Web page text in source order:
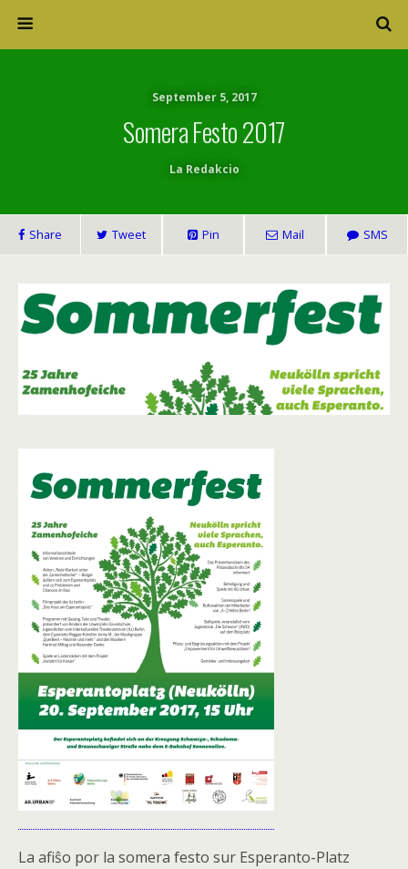
September 5, 2017
Somera Festo 2017
La Redakcio
Share Tweet Pin Mail SMS
La afiŝo por la somera festo sur Esperanto-Platz